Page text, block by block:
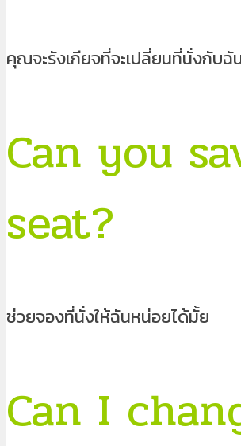
คุณจะรังเกียจที่จะเปลี่ยนที่นั่งกับฉั
Can you
seat?
ช่วยจองที่นั่งให้ฉันหน่อยได้มั้ย
Can I